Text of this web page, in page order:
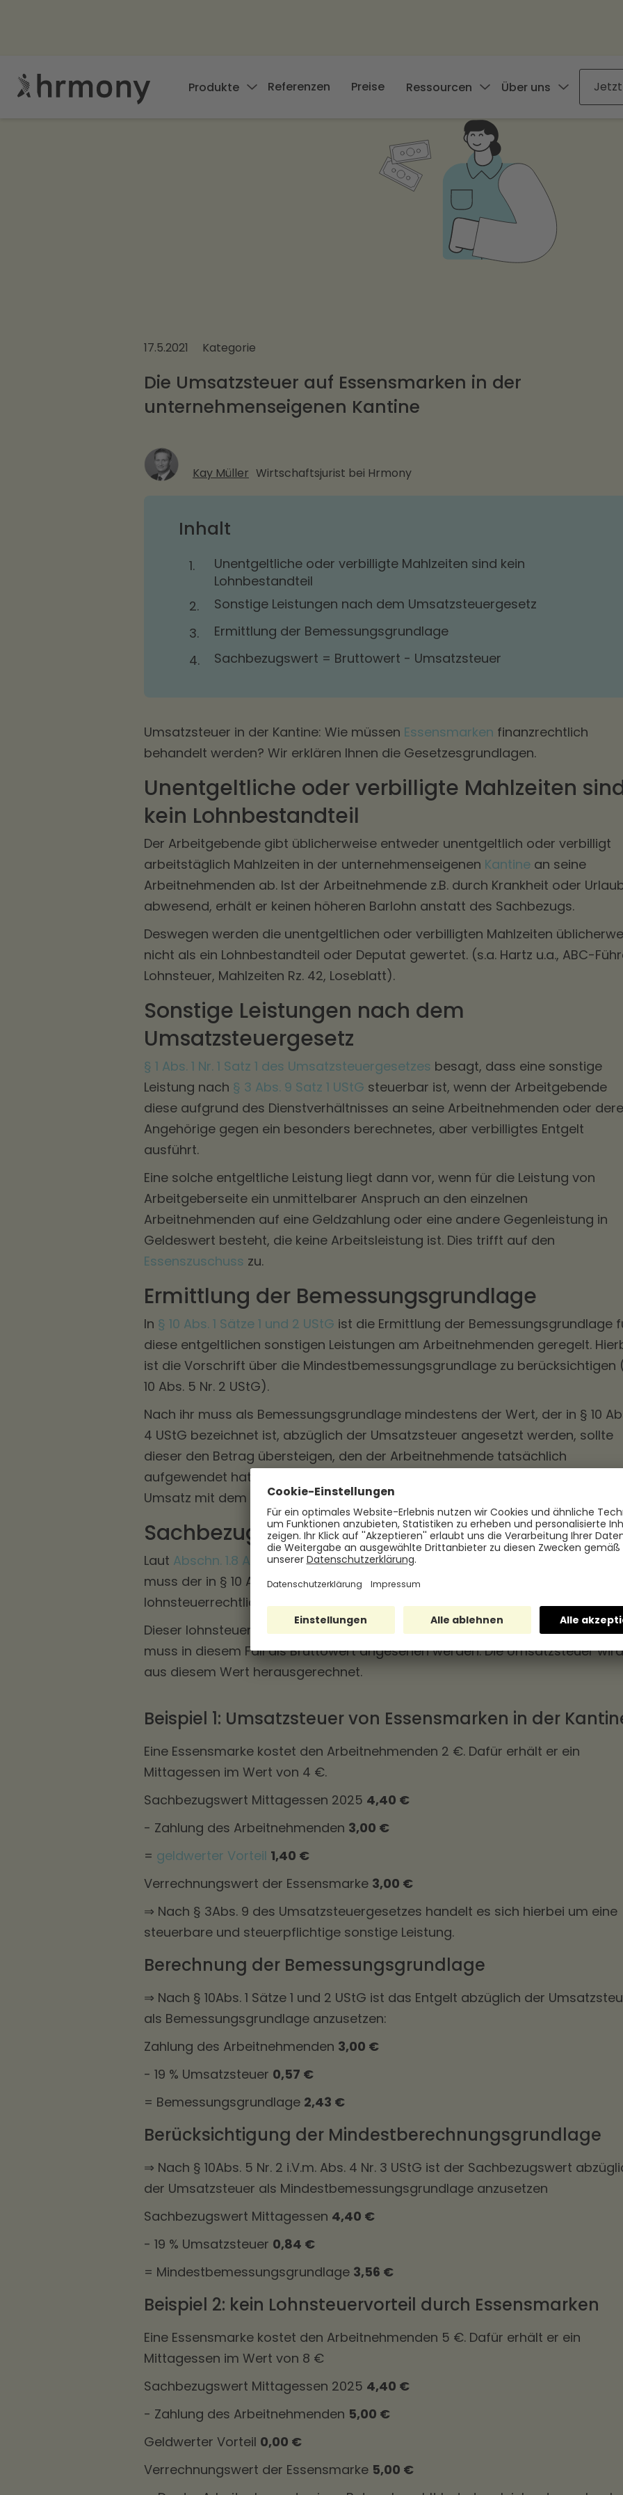
Produkte Referenzen Preise Ressourcen Über uns
17.5.2021 Kategorie
Die Umsatzsteuer auf Essensmarken in der
unternehmenseigenen Kantine
Kay Müller Wirtschaftsjurist bei Hrmony
Inhalt
1.
Unentgeltliche oder verbilligte Mahlzeiten sind kein
Lohnbestandteil
2.
Sonstige Leistungen nach dem Umsatzsteuergesetz‍
3.
Ermittlung der Bemessungsgrundlage
4.
Sachbezugswert = Bruttowert - Umsatzsteuer
Umsatzsteuer in der Kantine: Wie müssen Essensmarken finanzrechtlich
behandelt werden? Wir erklären Ihnen die Gesetzesgrundlagen.
Unentgeltliche oder verbilligte Mahlzeiten
kein Lohnbestandteil
Der Arbeitgebende gibt üblicherweise entweder unentgeltlich oder verbilligt
arbeitstäglich Mahlzeiten in der unternehmenseigenen Kantine an seine
Arbeitnehmenden ab. Ist der Arbeitnehmende z.B. durch Krankheit oder
abwesend, erhält er keinen höheren Barlohn anstatt des Sachbezugs.
Deswegen werden die unentgeltlichen oder verbilligten Mahlzeiten
nicht als ein Lohnbestandteil oder Deputat gewertet. (s.a. Hartz u.a., ABC-
Lohnsteuer, Mahlzeiten Rz. 42, Loseblatt).
Sonstige Leistungen nach dem
Umsatzsteuergesetz
§ 1 Abs. 1 Nr. 1 Satz 1 des Umsatzsteuergesetzes besagt, dass eine sonstige
Leistung nach § 3 Abs. 9 Satz 1 UStG steuerbar ist, wenn der Arbeitgebende
diese aufgrund des Dienstverhältnisses an seine Arbeitnehmenden oder
Angehörige gegen ein besonders berechnetes, aber verbilligtes Entgelt
ausführt.
Eine solche entgeltliche Leistung liegt dann vor, wenn für die Leistung von
Arbeitgeberseite ein unmittelbarer Anspruch an den einzelnen
Arbeitnehmenden auf eine Geldzahlung oder eine andere Gegenleistung in
Geldeswert besteht, die keine Arbeitsleistung ist. Dies trifft auf den
Essenszuschuss zu.
Ermittlung der Bemessungsgrundlage
In § 10 Abs. 1 Sätze 1 und 2 UStG ist die Ermittlung der Bemessungsgrundlage
diese entgeltlichen sonstigen Leistungen am Arbeitnehmenden geregelt.
ist die Vorschrift über die Mindestbemessungsgrundlage zu berücksichtigen
10 Abs. 5 Nr. 2 UStG).
Nach ihr muss als Bemessungsgrundlage mindestens der Wert, der in § 10
4 UStG bezeichnet ist, abzüglich der Umsatzsteuer angesetzt werden, sollte
dieser den Betrag übersteigen, den der Arbeitnehmende tatsächlich
aufgewendet hat (abzüglich der Umsatzsteuer.). Der Höchstbetrag muss als
Umsatz mit dem marktüblichen Entgelt bewertet werden.
Sachbezugswert = Bruttowert - Umsatzsteuer
Laut Abschn. 1.8 Abs. 8 Satz 2in Verbindung mit Abschn. 1.8 Abs. 11 Satz 2 UStAE
muss der in § 10 Abs. 4 Nr. 3 UStG vorgeschriebene Wert als mindestens der
lohnsteuerrechtlicheSachbezugswertangesetzt werden.
Dieser lohnsteuerliche Wert entspricht dem Sachbezugswert der Mahlzeit
muss in diesem Fall als Bruttowert angesehen werden. Die Umsatzsteuer wird
aus diesem Wert herausgerechnet.
Beispiel 1: Umsatzsteuer von Essensmarken in der
Eine Essensmarke kostet den Arbeitnehmenden 2 €. Dafür erhält er ein
Mittagessen im Wert von 4 €.
Sachbezugswert Mittagessen 2025 4,40 €
- Zahlung des Arbeitnehmenden 3,00 €
= geldwerter Vorteil 1,40 €
Verrechnungswert der Essensmarke 3,00 €
⇒ Nach § 3Abs. 9 des Umsatzsteuergesetzes handelt es sich hierbei um eine
steuerbare und steuerpflichtige sonstige Leistung.
Berechnung der Bemessungsgrundlage
⇒ Nach § 10Abs. 1 Sätze 1 und 2 UStG ist das Entgelt abzüglich der
als Bemessungsgrundlage anzusetzen:
Zahlung des Arbeitnehmenden 3,00 €
- 19 % Umsatzsteuer 0,57 €
= Bemessungsgrundlage 2,43 €
Berücksichtigung der Mindestberechnungsgrundlage
⇒ Nach § 10Abs. 5 Nr. 2 i.V.m. Abs. 4 Nr. 3 UStG ist der Sachbezugswert
der Umsatzsteuer als Mindestbemessungsgrundlage anzusetzen
Sachbezugswert Mittagessen 4,40 €
- 19 % Umsatzsteuer 0,84 €
= Mindestbemessungsgrundlage 3,56 €
Beispiel 2: kein Lohnsteuervorteil durch Essensmarken
Eine Essensmarke kostet den Arbeitnehmenden 5 €. Dafür erhält er ein
Mittagessen im Wert von 8 €
Sachbezugswert Mittagessen 2025 4,40 €
- Zahlung des Arbeitnehmenden 5,00 €
Geldwerter Vorteil 0,00 €
Verrechnungswert der Essensmarke 5,00 €